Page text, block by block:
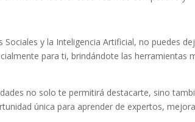
y la Inteligencia Artificial, no puedes
para ti, brindándote las herramientas
no solo te permitirá destacarte, sino
única para aprender de expertos,